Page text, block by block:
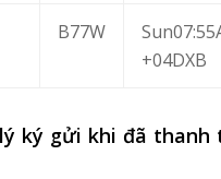
B77W
+04DXB
ký gửi khi đã thanh